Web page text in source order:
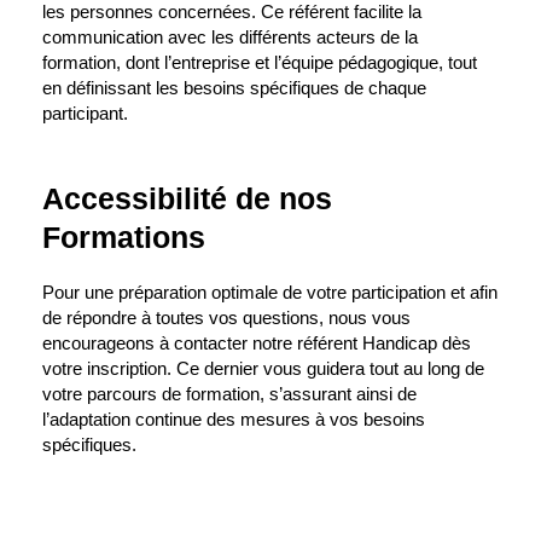
les personnes concernées. Ce référent facilite la
communication avec les différents acteurs de la
formation, dont l’entreprise et l’équipe pédagogique, tout
en définissant les besoins spécifiques de chaque
participant.
Accessibilité de nos
Formations
Pour une préparation optimale de votre participation et afin
de répondre à toutes vos questions, nous vous
encourageons à contacter notre référent Handicap dès
votre inscription. Ce dernier vous guidera tout au long de
votre parcours de formation, s’assurant ainsi de
l’adaptation continue des mesures à vos besoins
spécifiques.